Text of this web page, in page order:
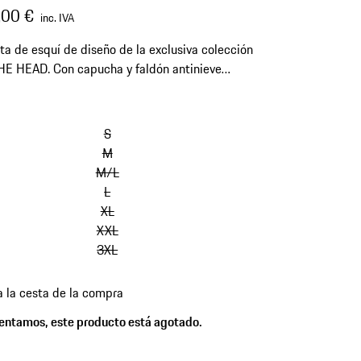
€ inc. IVA
de esquí de diseño de la exclusiva colección
HEAD. Con capucha y faldón antinieve
S
M
M/L
L
XL
XXL
3XL
la cesta de la compra
este producto está agotado.